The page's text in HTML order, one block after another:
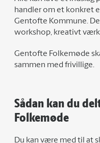
handler om et konkret
Gentofte Kommune.
workshop, kreativt
Gentofte Folkemøde
sammen med frivillige.
Sådan kan du
Folkemøde
Du kan være med til at